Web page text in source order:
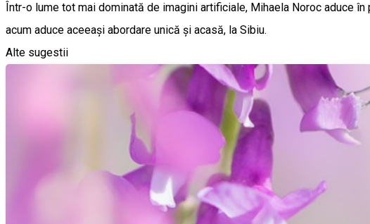
Într-o lume tot mai dominată de imagini artificiale, Mihaela Noroc aduce
acum aduce aceeași abordare unică și acasă, la Sibiu.
Alte sugestii